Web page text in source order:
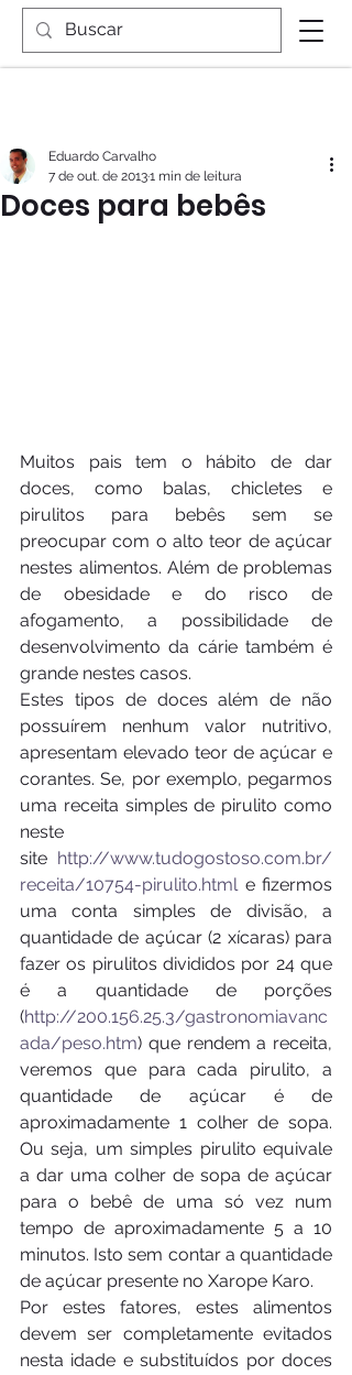
Doces para bebês
Eduardo Carvalho
7 de out. de 20131 min de leitura
Muitos pais tem o hábito de dar
doces, como balas, chicletes e
pirulitos para bebês sem se
preocupar com o alto teor de açúcar
nestes alimentos. Além de problemas
de obesidade e do risco de
afogamento, a possibilidade de
desenvolvimento da cárie também é
grande nestes casos.
Estes tipos de doces além de não
possuírem nenhum valor nutritivo,
apresentam elevado teor de açúcar e
corantes. Se, por exemplo, pegarmos
uma receita simples de pirulito como
neste
site http://www.tudogostoso.com.br/
receita/10754-pirulito.html e fizermos
uma conta simples de divisão, a
quantidade de açúcar (2 xícaras) para
fazer os pirulitos divididos por 24 que
é a quantidade de porções
(http://200.156.25.3/gastronomiavanc
ada/peso.htm) que rendem a receita,
veremos que para cada pirulito, a
quantidade de açúcar é de
aproximadamente 1 colher de sopa.
Ou seja, um simples pirulito equivale
a dar uma colher de sopa de açúcar
para o bebê de uma só vez num
tempo de aproximadamente 5 a 10
minutos. Isto sem contar a quantidade
de açúcar presente no Xarope Karo.
Por estes fatores, estes alimentos
devem ser completamente evitados
nesta idade e substituídos por doces